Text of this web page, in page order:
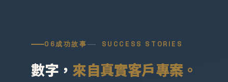
06成功故事 SUCCESS STORIES
數字， 來自真實客戶專案。